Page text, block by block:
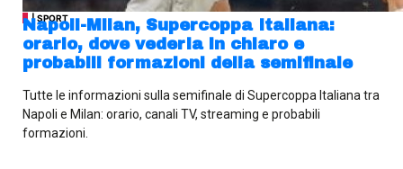
| SPORT
Napoli-Milan, Supercoppa Italiana:
orario, dove vederla in chiaro e
probabili formazioni della semifinale
Tutte le informazioni sulla semifinale di Supercoppa Italiana tra
Napoli e Milan: orario, canali TV, streaming e probabili
formazioni.